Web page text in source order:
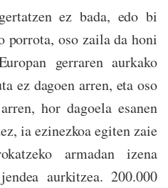
ez bada, edo bi
porrota, oso zaila da honi
gerraren aurkako
ez dagoen arren, eta oso
hor dagoela esanen
ia ezinezkoa egiten zaie
armadan izena
aurkitzea. 200.000